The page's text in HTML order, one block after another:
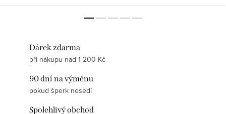
Dárek zdarma
při nákupu nad 1 200 Kč
90 dní na výměnu
pokud šperk nesedí
Spolehlivý obchod